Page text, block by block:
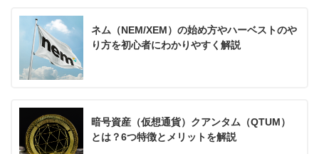
ネム（NEM/XEM）の始め方やハーベストのや
り方を初心者にわかりやすく解説
暗号資産（仮想通貨）クアンタム（QTUM）
とは？6つ特徴とメリットを解説